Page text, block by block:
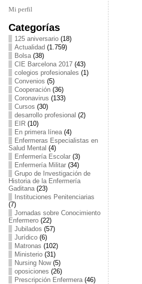
Mi perfil
Categorías
125 aniversario(18)
Actualidad (1.759)
Bolsa(38)
CIE Barcelona 2017(43)
colegios profesionales (1)
Convenios (5)
Cooperación(36)
Coronavirus (133)
Cursos (30)
desarrollo profesional (2)
EIR(10)
En primera línea(4)
Enfermeras Especialistas en
Salud Mental (4)
Enfermería Escolar(3)
Enfermería Militar(34)
Grupo de Investigación de
Historia de la Enfermería
Gaditana(23)
Instituciones Penitenciarias
(7)
Jornadas sobre Conocimiento
Enfermero(22)
Jubilados (57)
Jurídico(6)
Matronas (102)
Ministerio(31)
Nursing Now(5)
oposiciones (26)
Prescripción Enfermera(46)